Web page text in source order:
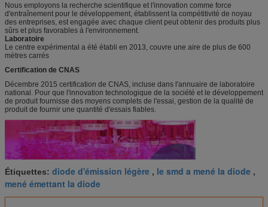
Nous employons la recherche scientifique et l'innovation comme force
d'entraînement pour le développement, établissent la compétitivité de noyau
des entreprises, est engagée avec chaque client peut obtenir des produits plus
sûrs et plus favorables à l'environnement.
Laboratoire
Le centre expérimental a été établi en 2013, couvre une aire de plus de 600
mètres carrés
Certification de CNAS
Décembre 2015 certification de CNAS, incluse dans l'annuaire de laboratoire
national. Pour que l'innovation technologique de la société et le développement
de produit fournisse des moyens complets de l'essai, gestion de la qualité de
produit de fournir une quantité d'essais fiables.
Étiquettes: diode d'émission légère , le smd a mené la diode ,
mené émettant la diode